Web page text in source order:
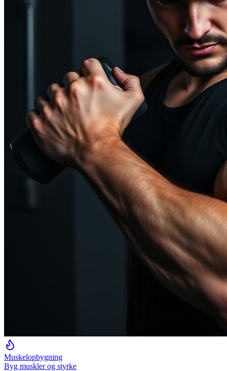
Muskelopbygning
Byg muskler og styrke